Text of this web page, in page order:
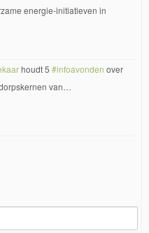
energie-initiatieven in
houdt 5 #infoavonden over
van…